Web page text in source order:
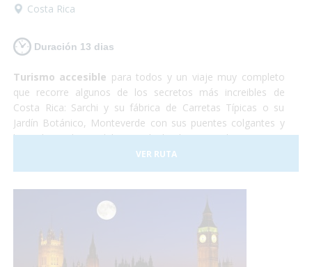
Costa Rica
Duración 13 dias
Turismo accesible para todos y un viaje muy completo
que recorre algunos de los secretos más increibles de
Costa Rica: Sarchi y su fábrica de Carretas Típicas o su
Jardín Botánico, Monteverde con sus puentes colgantes y
lugar de residencia del Quetzal, el Volcan Arenal y sus aguas
termales, Sarapiqui con su naturaleza y el tour del
chocolate para terminar relajándonos en las playas de
VER RUTA